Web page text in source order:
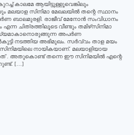
കാലമേ ആയിട്ടുള്ളൂവെങ്കിലും
മലയാള സിനിമാ മേഖലയില്‍ തന്റെ സ്ഥാനം
ബാലമുരളി. രാജീവ് മേനോന്‍ സംവിധാനം
ചിത്രത്തിലൂടെ വീണ്ടും തമിഴ്‌സിനിമാ
അപര്‍ണ
നടത്തിയ അഭിമുഖം. സര്‍വ്വം താള മയം
നായികയാണ്. മലയാളിയായ
. അതുകൊണ്ട് തന്നെ ഈ സിനിമയില്‍ എന്റെ
[…]